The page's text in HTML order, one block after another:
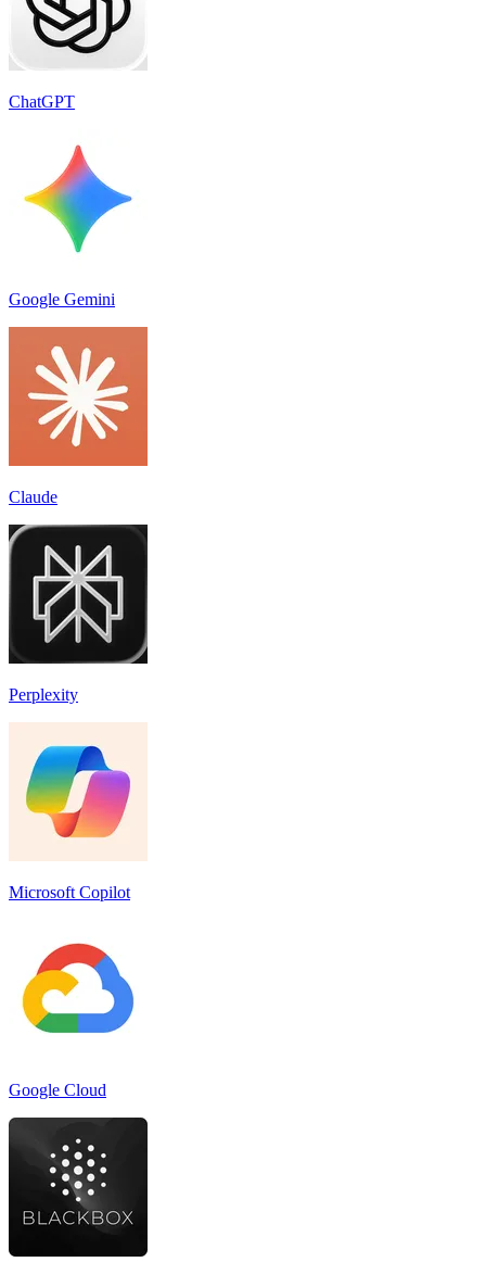
ChatGPT
Google Gemini
Claude
Perplexity
Microsoft Copilot
Google Cloud